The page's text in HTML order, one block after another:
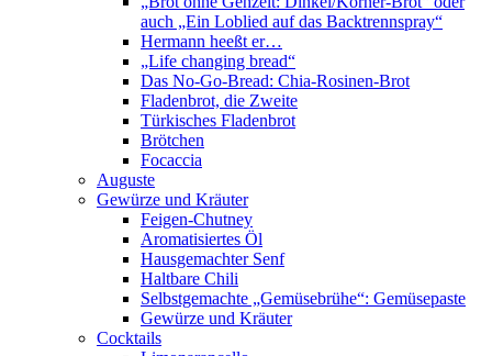
auch „Ein Loblied auf das Backtrennspray“
Hermann heeßt er…
„Life changing bread“
Das No-Go-Bread: Chia-Rosinen-Brot
Fladenbrot, die Zweite
Türkisches Fladenbrot
Brötchen
Focaccia
Auguste
Gewürze und Kräuter
Feigen-Chutney
Aromatisiertes Öl
Hausgemachter Senf
Haltbare Chili
Selbstgemachte „Gemüsebrühe“: Gemüsepaste
Gewürze und Kräuter
Cocktails